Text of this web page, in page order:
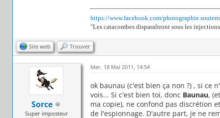
https://www.facebook.com/
"Les catacombes disparaîtront sous les
Site web Trouver
Sorce
Super imposteur
Mer. 18 Mai 2011, 14:54
ok baunau (c'est bien ça non ?) , si ce
vois... Si c'est bien toi, donc Baunau,
ma copie), ne confond pas discrétion
de l'espionnage. D'autre part, je ne